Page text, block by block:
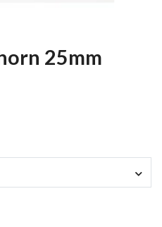
25mm